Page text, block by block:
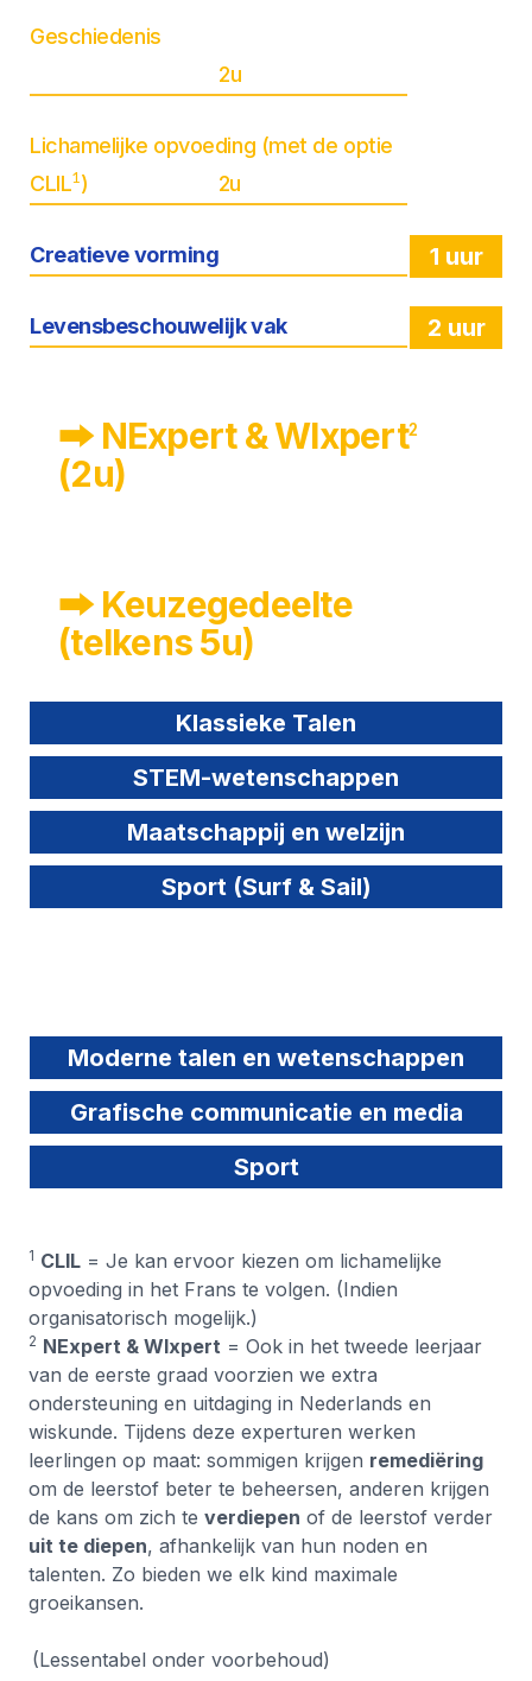
Geschiedenis
2u
Lichamelijke opvoeding (met de optie
CLIL1) 2u
Creatieve vorming 1 uur
Levensbeschouwelijk vak 2 uur
🠲 NExpert & WIxpert2
(2u)
🠲 Keuzegedeelte
(telkens 5u)
Klassieke Talen
STEM-wetenschappen
Maatschappij en welzijn
Sport (Surf & Sail)
Moderne talen en wetenschappen
Grafische communicatie en media
Sport
1 CLIL = Je kan ervoor kiezen om lichamelijke
opvoeding in het Frans te volgen. (Indien
organisatorisch mogelijk.)
2 NExpert & WIxpert = Ook in het tweede leerjaar
van de eerste graad voorzien we extra
ondersteuning en uitdaging in Nederlands en
wiskunde. Tijdens deze experturen werken
leerlingen op maat: sommigen krijgen remediëring
om de leerstof beter te beheersen, anderen krijgen
de kans om zich te verdiepen of de leerstof verder
uit te diepen, afhankelijk van hun noden en
talenten. Zo bieden we elk kind maximale
groeikansen.
(Lessentabel onder voorbehoud)